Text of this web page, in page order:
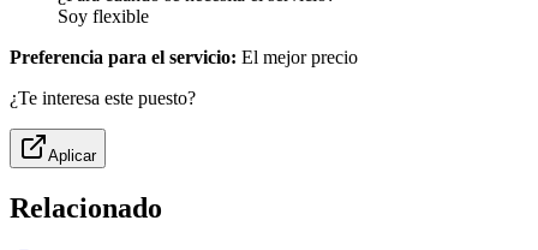
Soy flexible
Preferencia para el servicio: El mejor precio
¿Te interesa este puesto?
Aplicar
Relacionado